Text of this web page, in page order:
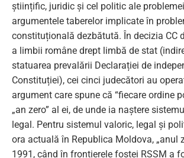
științific, juridic și cel politic ale
argumentele taberelor implicate în
constituțională dezbătută. În decizia CC
a limbii române drept limbă de stat
statuarea prevalării Declarației de
Constituției), cei cinci judecători au
argument care spune că “fiecare ordine
„an zero” al ei, de unde ia naştere
legal. Pentru sistemul valoric, legal şi
ora actuală în Republica Moldova, „anul
1991, când în frontierele fostei RSSM a